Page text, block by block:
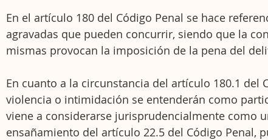
En el artículo 180 del Código Penal se hace
agravadas que pueden concurrir, siendo que la
mismas provocan la imposición de la pena del
En cuanto a la circunstancia del artículo 180.1 del
violencia o intimidación se entenderán como
viene a considerarse jurisprudencialmente como
ensañamiento del artículo 22.5 del Código Penal,